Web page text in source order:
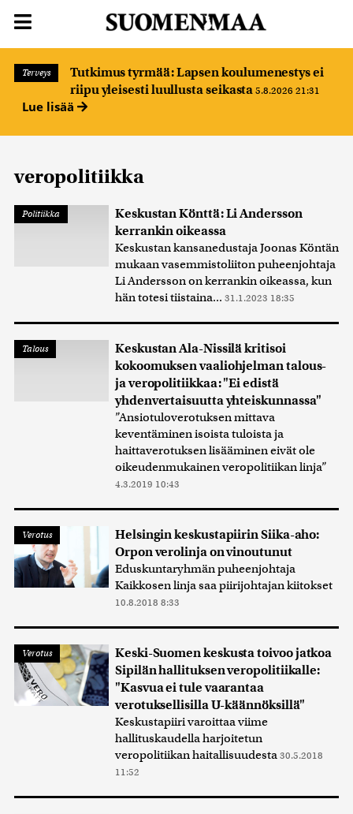
Terveys
Tutkimus tyrmää: Lapsen koulumenestys ei
riipu yleisesti luullusta seikasta 5.8.2026 21:31
Lue lisää
veropolitiikka
Politiikka
Keskustan Könttä: Li Andersson
kerrankin oikeassa
Keskustan kansanedustaja Joonas Köntän
mukaan vasemmistoliiton puheenjohtaja
Li Andersson on kerrankin oikeassa, kun
hän totesi tiistaina... 31.1.2023 18:35
Talous
Keskustan Ala-Nissilä kritisoi
kokoomuksen vaaliohjelman talous-
ja veropolitiikkaa: "Ei edistä
yhdenvertaisuutta yhteiskunnassa"
”Ansiotuloverotuksen mittava
keventäminen isoista tuloista ja
haittaverotuksen lisääminen eivät ole
oikeudenmukainen veropolitiikan linja”
4.3.2019 10:43
Verotus
Helsingin keskustapiirin Siika-aho:
Orpon verolinja on vinoutunut
Eduskuntaryhmän puheenjohtaja
Kaikkosen linja saa piirijohtajan kiitokset
10.8.2018 8:33
Verotus
Keski-Suomen keskusta toivoo jatkoa
Sipilän hallituksen veropolitiikalle:
"Kasvua ei tule vaarantaa
verotuksellisilla U-käännöksillä"
Keskustapiiri varoittaa viime
hallituskaudella harjoitetun
veropolitiikan haitallisuudesta 30.5.2018
11:52